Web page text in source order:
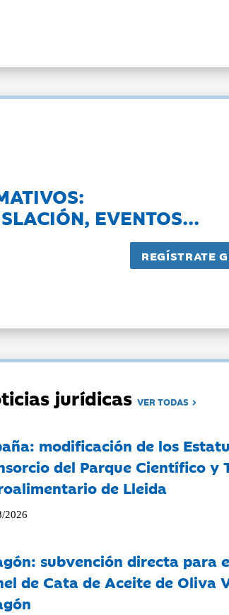
EVENTOS...
jurídicasVER TODAS
modificación de los
del Parque Científico y
de Lleida
2026
subvención directa para
de Cata de Aceite de Oliva